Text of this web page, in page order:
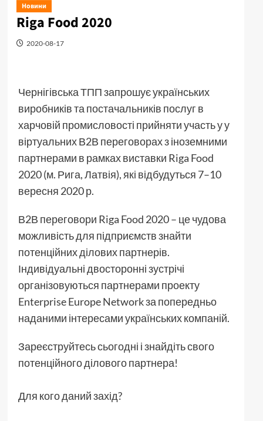
Новини
Riga Food 2020
2020-08-17
Чернігівська ТПП запрошує українських
виробників та постачальників послуг в
харчовій промисловості прийняти участь у у
віртуальних В2В переговорах з іноземними
партнерами в рамках виставки Riga Food
2020 (м. Рига, Латвія), які відбудуться 7–10
вересня 2020 р.
В2В переговори Riga Food 2020 – це чудова
можливість для підприємств знайти
потенційних ділових партнерів.
Індивідуальні двосторонні зустрічі
організовуються партнерами проекту
Enterprise Europe Network за попередньо
наданими інтересами українських компаній.
Зареєструйтесь сьогодні і знайдіть свого
потенційного ділового партнера!
Для кого даний захід?